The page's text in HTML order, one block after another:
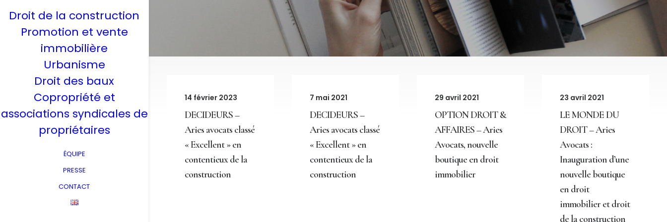
Droit de la construction
Promotion et vente
immobilière
Urbanisme
Droit des baux
Copropriété et
associations syndicales de
propriétaires
ÉQUIPE
PRESSE
CONTACT
14 février 2023
DECIDEURS –
Aries avocats classé
« Excellent » en
contentieux de la
construction
7 mai 2021
DECIDEURS –
Aries avocats classé
« Excellent » en
contentieux de la
construction
29 avril 2021
OPTION DROIT &
AFFAIRES – Aries
Avocats, nouvelle
boutique en droit
immobilier
23 avril 2021
LE MONDE DU
DROIT – Aries
Avocats :
Inauguration d’une
nouvelle boutique
en droit
immobilier et droit
de la construction